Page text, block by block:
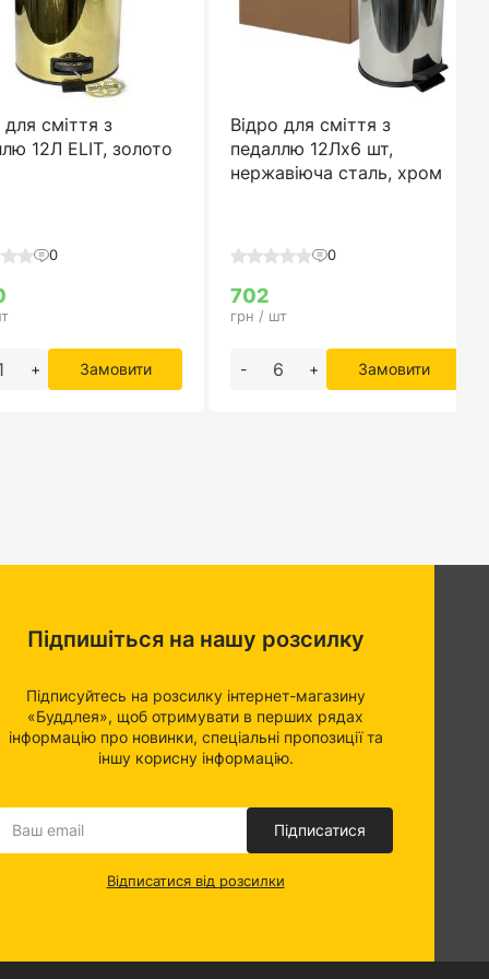
для сміття з
12Л ELIT, золото
0
+ Замовити
Відро для сміття з
педаллю 12Лx6 шт,
нержавіюча сталь, хром
0
702
грн / шт
- + Замовити
Підпишіться на нашу розсилку
Підписуйтесь на розсилку інтернет-магазину
«Буддлея», щоб отримувати в перших рядах
інформацію про новинки, спеціальні пропозиції та
іншу корисну інформацію.
Підписатися
Відписатися від розсилки